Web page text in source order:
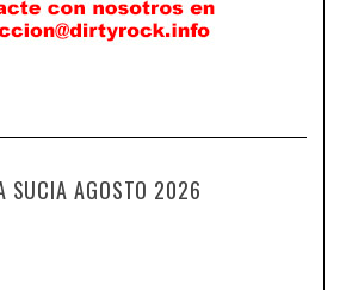
SUCIA AGOSTO 2026